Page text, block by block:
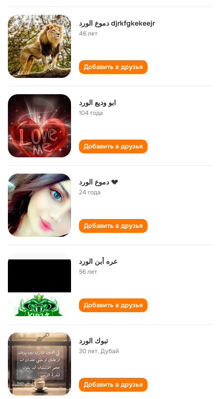
دموع الورد djrkfgkekeejr
46 лет
Добавить в друзья
ابو وديع الورد
104 года
Добавить в друзья
دموع الورد 💔
24 года
Добавить в друзья
عره أبن الورد
56 лет
Добавить в друзья
تبوك الورد
30 лет,Дубай
Добавить в друзья